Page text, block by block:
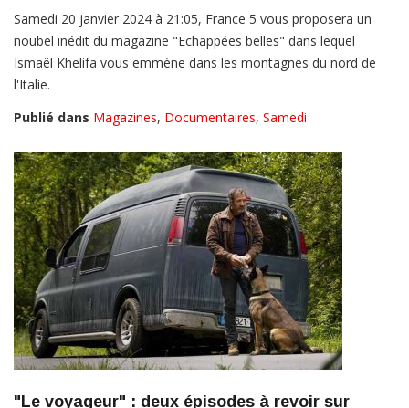
Samedi 20 janvier 2024 à 21:05, France 5 vous proposera un
noubel inédit du magazine "Echappées belles" dans lequel
Ismaël Khelifa vous emmène dans les montagnes du nord de
l'Italie.
Publié dans Magazines, Documentaires, Samedi
"Le voyageur" : deux épisodes à revoir sur